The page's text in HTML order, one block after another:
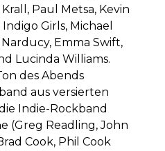
Paul Metsa, Kevin
Girls, Michael
Emma Swift,
Lucinda Williams.
des Abends
aus versierten
Indie-Rockband
(Greg Readling, John
Cook, Phil Cook